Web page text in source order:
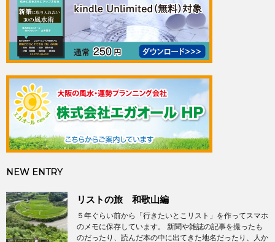
NEW ENTRY
リストの旅 和歌山編
５年ぐらい前から「行きたいとこリスト」を作ってスマホ
のメモに保存しています。 新聞や雑誌の記事を撮ったも
のだったり、読んだ本の中に出てきた地名だったり、人か